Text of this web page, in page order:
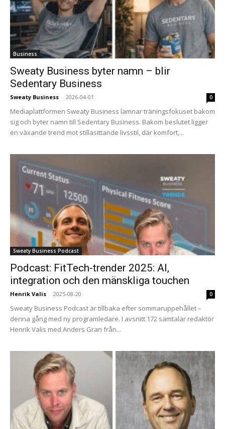
Business
Sweaty Business byter namn – blir
Sedentary Business
Sweaty Business - 2026-04-01 0
Mediaplattformen Sweaty Business lämnar träningsfokuset bakom
sig och byter namn till Sedentary Business. Bakom beslutet ligger
en växande trend mot stillasittande livsstil, där komfort,...
Sweaty Business Podcast
Podcast: FitTech-trender 2025: AI,
integration och den mänskliga touchen
Henrik Valis - 2025-08-20 0
Sweaty Business Podcast är tillbaka efter sommaruppehållet –
denna gång med ny programledare. I avsnitt 172 samtalar redaktör
Henrik Valis med Anders Gran från...